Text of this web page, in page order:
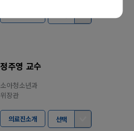
정주영 교수
소아청소년과
위장관
의료진소개 선택